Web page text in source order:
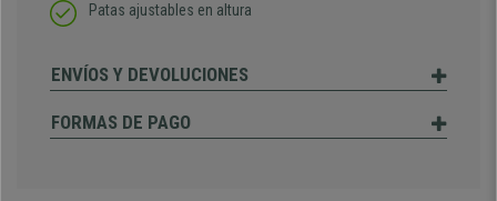
Patas ajustables en altura
ENVÍOS Y DEVOLUCIONES
FORMAS DE PAGO